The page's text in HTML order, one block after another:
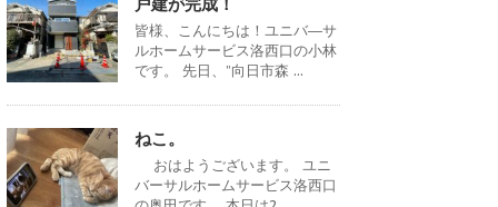
皆様、こんにちは！ユニバ―サ
ルホームサービス洛西口の小林
です。 先日、”向日市森 ...
ねこ。
おはようございます。 ユニ
バーサルホームサービス洛西口